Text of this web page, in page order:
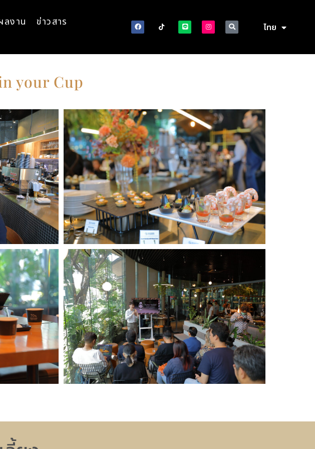
ลงาน ข่าวสาร ไทย
English
your Cup